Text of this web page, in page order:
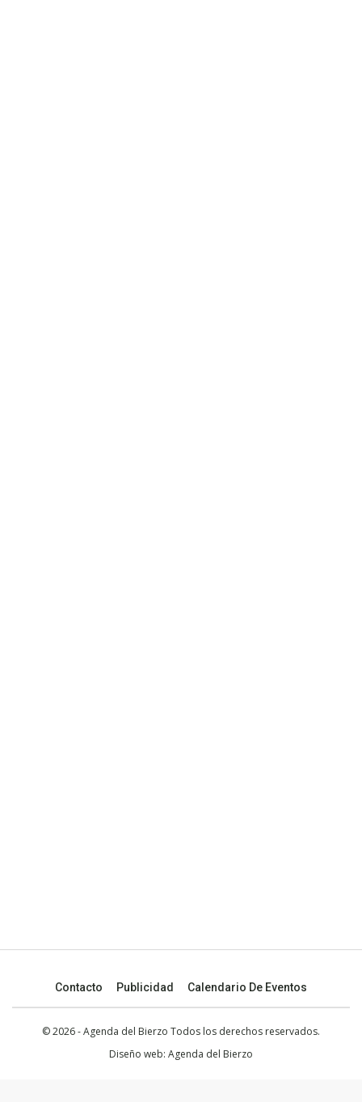
Contacto Publicidad Calendario De Eventos
© 2026 - Agenda del Bierzo Todos los derechos reservados.
Diseño web: Agenda del Bierzo